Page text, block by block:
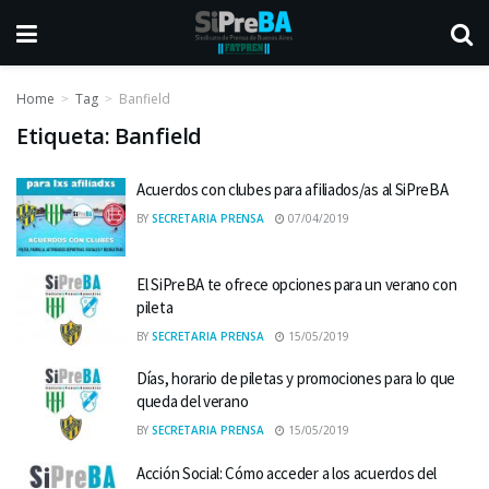
Home Tag Banfield
Etiqueta: Banfield
Acuerdos con clubes para afiliados/as al SiPreBA
BY SECRETARIA PRENSA 07/04/2019
El SiPreBA te ofrece opciones para un verano con
pileta
BY SECRETARIA PRENSA 15/05/2019
Días, horario de piletas y promociones para lo que
queda del verano
BY SECRETARIA PRENSA 15/05/2019
Acción Social: Cómo acceder a los acuerdos del